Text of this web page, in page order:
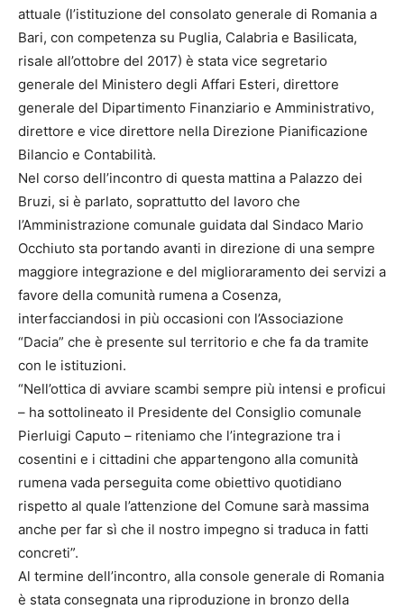
attuale (l’istituzione del consolato generale di Romania a
Bari, con competenza su Puglia, Calabria e Basilicata,
risale all’ottobre del 2017) è stata vice segretario
generale del Ministero degli Affari Esteri, direttore
generale del Dipartimento Finanziario e Amministrativo,
direttore e vice direttore nella Direzione Pianificazione
Bilancio e Contabilità.
Nel corso dell’incontro di questa mattina a Palazzo dei
Bruzi, si è parlato, soprattutto del lavoro che
l’Amministrazione comunale guidata dal Sindaco Mario
Occhiuto sta portando avanti in direzione di una sempre
maggiore integrazione e del miglioraramento dei servizi a
favore della comunità rumena a Cosenza,
interfacciandosi in più occasioni con l’Associazione
“Dacia” che è presente sul territorio e che fa da tramite
con le istituzioni.
“Nell’ottica di avviare scambi sempre più intensi e proficui
– ha sottolineato il Presidente del Consiglio comunale
Pierluigi Caputo – riteniamo che l’integrazione tra i
cosentini e i cittadini che appartengono alla comunità
rumena vada perseguita come obiettivo quotidiano
rispetto al quale l’attenzione del Comune sarà massima
anche per far sì che il nostro impegno si traduca in fatti
concreti”.
Al termine dell’incontro, alla console generale di Romania
è stata consegnata una riproduzione in bronzo della